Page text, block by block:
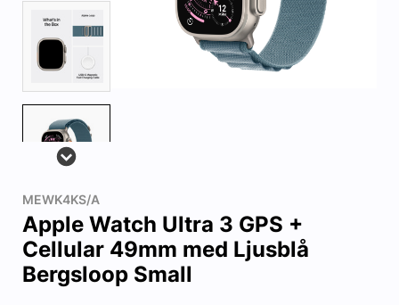
MEWK4KS/A
Apple Watch Ultra 3 GPS +
Cellular 49mm med Ljusblå
Bergsloop Small